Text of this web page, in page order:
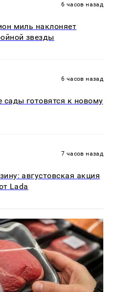
6 часов назад
миль наклоняет
звезды
6 часов назад
сады готовятся к новому
7 часов назад
августовская акция
Lada